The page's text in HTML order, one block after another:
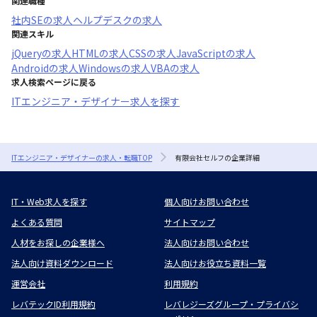
社内SEの求人 ヘルプデスクの求人
関連スキル
jQueryの求人 HTMLの求人CSSの求人JavaScriptの求人
Androidの求人Windowsの求人VBAの求人
求人検索ページに戻る
ITエンジニア・デザイナー求人を探す
ITエンジニア・デザイナーの求人・転職TOP 有限会社セルフの企業詳細
IT・Web求人を探す
個人向けお問い合わせ
よくある質問
サイトマップ
人材をお探しの企業様へ
法人向けお問い合わせ
法人向け資料ダウンロード
法人向けお役立ち資料一覧
運営会社
利用規約
レバテックID利用規約
レバレジーズグループ・プライバシ